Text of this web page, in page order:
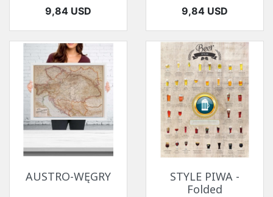
Cena
9,84 USD Cena
9,84 USD
AUSTRO-WĘGRY
STYLE PIWA -
Folded